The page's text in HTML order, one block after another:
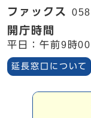
ファックス
開庁時間
平日：午前9時
延長窓口について